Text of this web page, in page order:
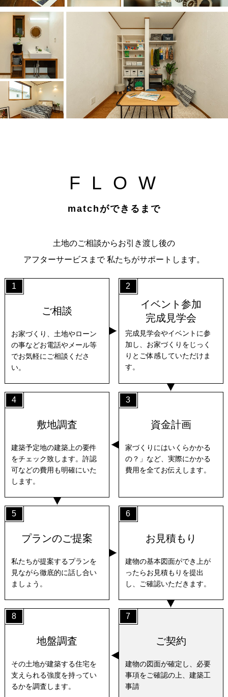
F L O W
matchができるまで
土地のご相談からお引き渡し後の
アフターサービスまで私たちがサポートします。
1
ご相談
お家づくり、土地やローン
の事などお電話やメール等
でお気軽にご相談くださ
い。
2
イベント参加
完成見学会
完成見学会やイベントに参
加し、お家づくりをじっく
りとご体感していただけま
す。
4
敷地調査
建築予定地の建築上の要件
をチェック致します。許認
可などの費用も明確にいた
します。
3
資金計画
家づくりにはいくらかかる
の？」など、実際にかかる
費用を全てお伝えします。
5
プランのご提案
私たちが提案するプランを
見ながら徹底的に話し合い
ましょう。
6
お見積もり
建物の基本図面ができ上が
ったらお見積もりを提出
し、ご確認いただきます。
8
地盤調査
その土地が建築する住宅を
支えられる強度を持ってい
るかを調査します。
7
ご契約
建物の図面が確定し、必要
事項をご確認の上、建築工
事請